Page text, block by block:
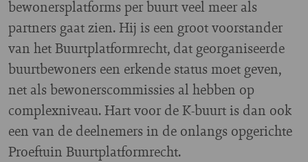
bewonersplatforms per buurt veel meer als
partners gaat zien. Hij is een groot voorstander
van het Buurtplatformrecht, dat georganiseerde
buurtbewoners een erkende status moet geven,
net als bewonerscommissies al hebben op
complexniveau. Hart voor de K-buurt is dan ook
een van de deelnemers in de onlangs opgerichte
Proeftuin Buurtplatformrecht.